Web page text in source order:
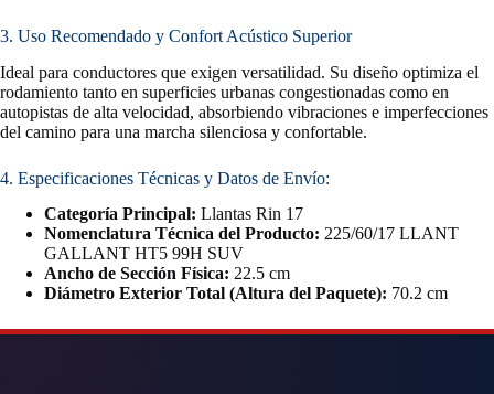
3. Uso Recomendado y Confort Acústico Superior
Ideal para conductores que exigen versatilidad. Su diseño optimiza el
rodamiento tanto en superficies urbanas congestionadas como en
autopistas de alta velocidad, absorbiendo vibraciones e imperfecciones
del camino para una marcha silenciosa y confortable.
4. Especificaciones Técnicas y Datos de Envío:
Categoría Principal: Llantas Rin 17
Nomenclatura Técnica del Producto: 225/60/17 LLANT
GALLANT HT5 99H SUV
Ancho de Sección Física: 22.5 cm
Diámetro Exterior Total (Altura del Paquete): 70.2 cm